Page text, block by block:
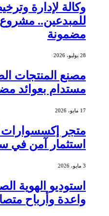
وكالة لإدارة
للمبدعين.. مشروع
مضمونة
28 يوليو، 2026
مصنع المنتجات
مستدام بعوائد
17 مايو، 2026
متجر إكسسوارات
استثمار آمن في
3 مايو، 2026
استوديو الهوية
واعدة وأرباح